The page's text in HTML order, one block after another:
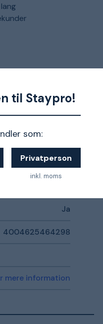
til Staypro!
som:
Privatperson
inkl. moms
Batteridrevet
Ja
4004625464298
mere information